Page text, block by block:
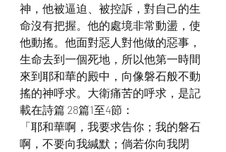
神，他被逼迫、被控訴，對自己的生
命沒有把握。他的處境非常動盪，使
他動搖。他面對惡人對他做的惡事，
生命去到一個死地，所以他第一時間
來到耶和華的殿中，向像磐石般不動
搖的神呼求。大衛痛苦的呼求，是記
載在詩篇 28篇1至4節：
「耶和華啊，我要求告你；我的磐石
啊，不要向我緘默；倘若你向我閉